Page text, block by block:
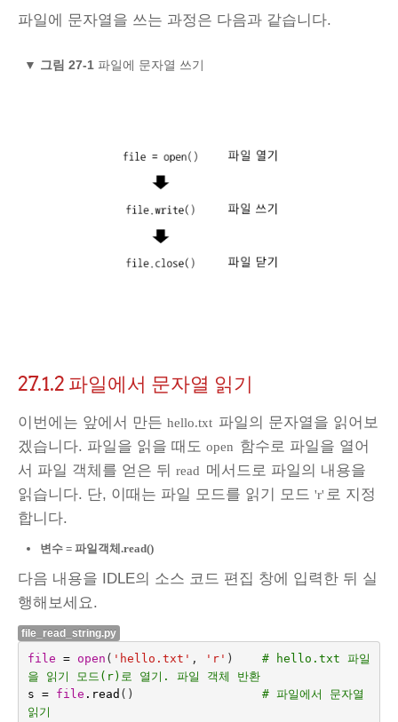
파일에 문자열을 쓰는 과정은 다음과 같습니다.
▼ 그림 27-1파일에 문자열 쓰기
27.1.2 파일에서 문자열 읽기
이번에는 앞에서 만든 hello.txt 파일의 문자열을 읽어보
겠습니다. 파일을 읽을 때도 open 함수로 파일을 열어
서 파일 객체를 얻은 뒤 read 메서드로 파일의 내용을
읽습니다. 단, 이때는 파일 모드를 읽기 모드 'r' 로 지정
합니다.
변수 = 파일객체.read()
다음 내용을 IDLE의 소스 코드 편집 창에 입력한 뒤 실
행해보세요.
file_read_string.py
file = open ( 'hello.txt' , 'r' )
# hello.txt 파일
을 읽기 모드(r)로 열기. 파일 객체 반환
s = file . read ()
# 파일에서 문자열
읽기